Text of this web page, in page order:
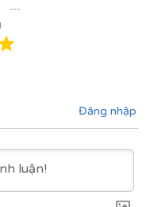
Đăng nhập